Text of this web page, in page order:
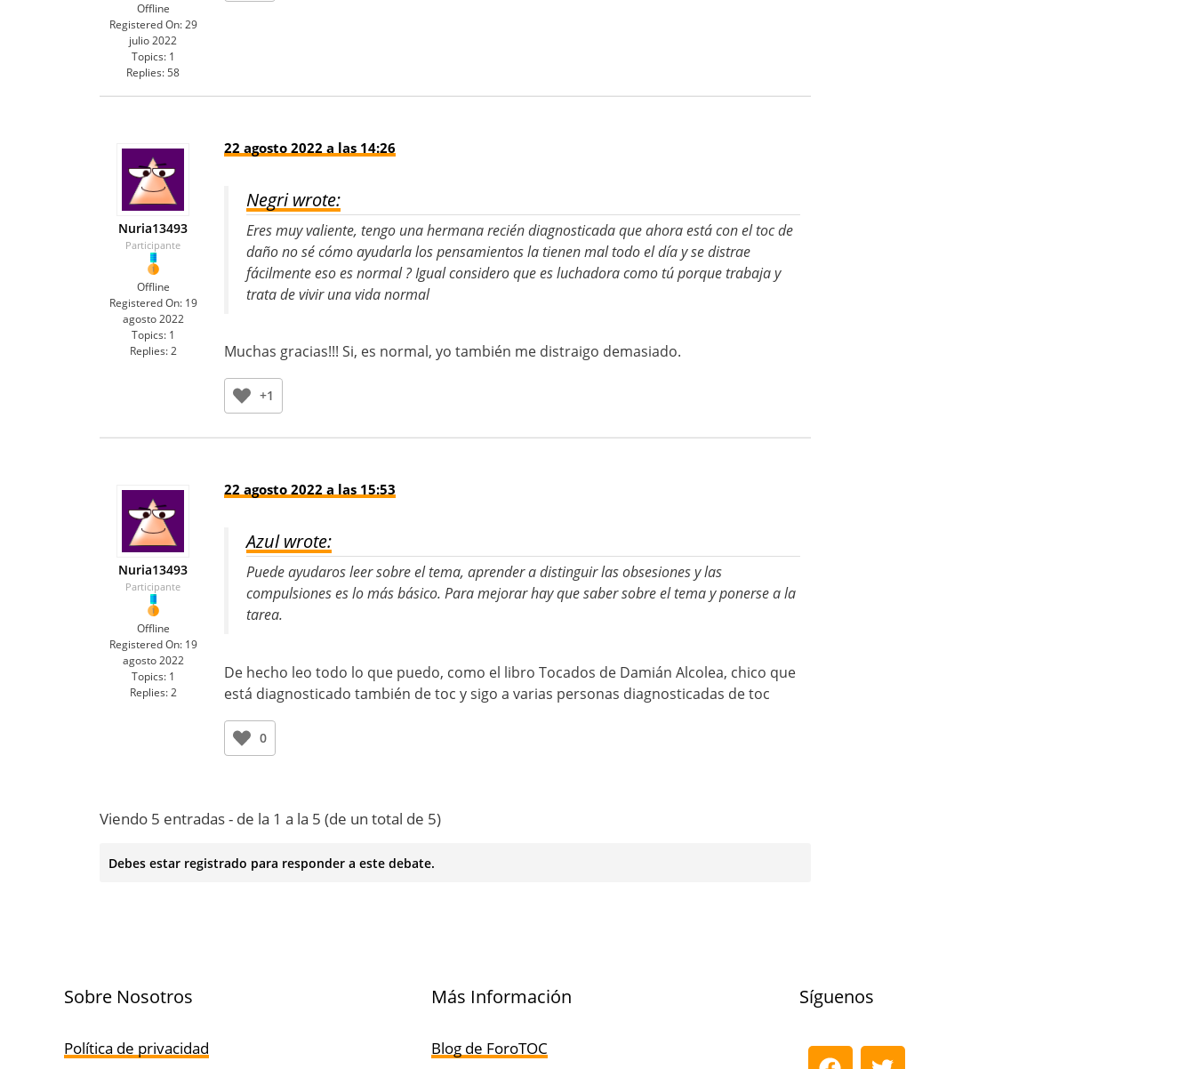
Offline
Registered On: 29
julio 2022
Topics: 1
Replies:58
Nuria13493
Participante
Offline
Registered On: 19
agosto 2022
Topics: 1
Replies: 2
22 agosto 2022 a las 14:26
Negri wrote:
Eres muy valiente, tengo una hermana recién diagnosticada que ahora está con el toc de
daño no sé cómo ayudarla los pensamientos la tienen mal todo el día y se distrae
fácilmente eso es normal ? Igual considero que es luchadora como tú porque trabaja y
trata de vivir una vida normal
Muchas gracias!!! Si, es normal, yo también me distraigo demasiado.
+1
Nuria13493
Participante
Offline
Registered On: 19
agosto 2022
Topics: 1
Replies: 2
22 agosto 2022 a las 15:53
Azul wrote:
Puede ayudaros leer sobre el tema, aprender a distinguir las obsesiones y las
compulsiones es lo más básico. Para mejorar hay que saber sobre el tema y ponerse a la
tarea.
De hecho leo todo lo que puedo, como el libro Tocados de Damián Alcolea, chico que
está diagnosticado también de toc y sigo a varias personas diagnosticadas de toc
0
Viendo 5 entradas - de la 1 a la 5 (de un total de 5)
Debes estar registrado para responder a este debate.
Sobre Nosotros
Política de privacidad
Más Información
Blog de ForoTOC
Síguenos